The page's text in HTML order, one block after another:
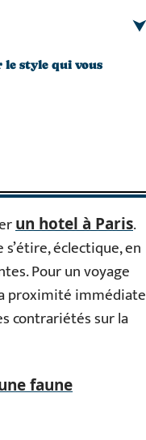
le style qui vous
un hotel à Paris.
éclectique, en
Pour un voyage
proximité immédiate
contrariétés sur la
faune